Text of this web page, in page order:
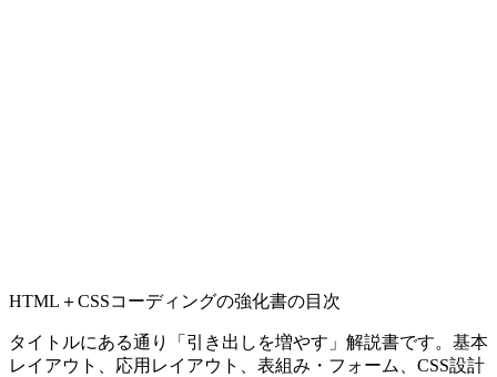
HTML＋CSSコーディングの強化書の目次
タイトルにある通り「引き出しを増やす」解説書です。基本
レイアウト、応用レイアウト、表組み・フォーム、CSS設計